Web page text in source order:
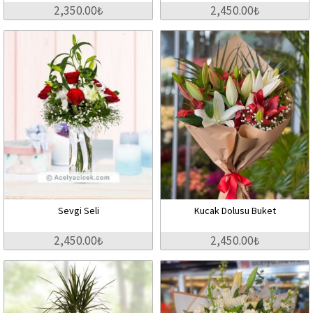
2,350.00₺ 2,450.00₺
Sevgi Seli
2,450.00₺
Kucak Dolusu Buket
2,450.00₺